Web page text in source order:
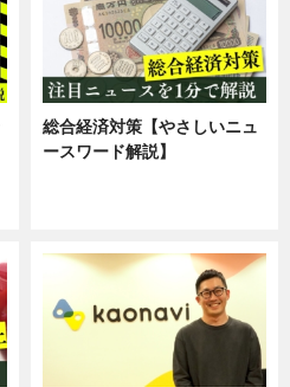
総合経済対策【やさしいニュ
ースワード解説】